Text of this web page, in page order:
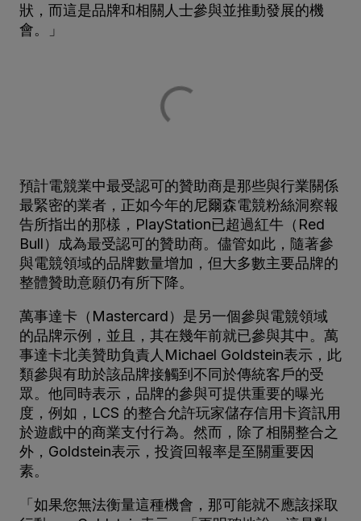
狀，而這是品牌和相關人士參與並推動發展的機
會。」
預計電競業中最受認可的贊助商是那些與行業關係
最緊密的業者，正如今年的尼爾森電競粉絲洞察報
告所指出的那樣，PlayStation已超過紅牛（Red
Bull）成為最受認可的贊助商。儘管如此，隨著參
與電競領域的品牌數量增加，但大多數主要品牌的
整體贊助意願仍有所下降。
萬事達卡（Mastercard）是另一個參與電競領域
的品牌示例，並且，其在幾年前就已參與其中。萬
事達卡北美贊助負責人Michael Goldstein表示，此
類參與有助於該品牌接觸到不同於傳統客戶的受
眾。他同時表示，品牌的參與可提供重要的曝光
度，例如，LCS 的整合允許玩家儲存信用卡資訊用
於遊戲中的商業支付行為。然而，除了相關整合之
外，Goldstein表示，投資回報率是至關重要因
素。
「如果您無法衡量這種機會，那可能就不應該採取